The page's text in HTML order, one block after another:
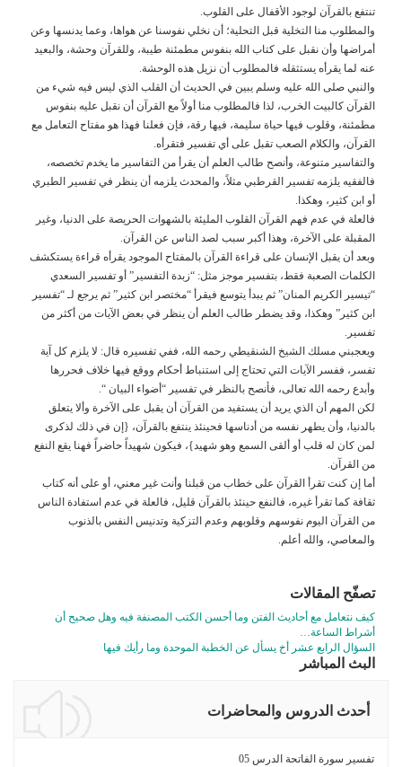
تنتفع بالقرآن لوجود الأقفال على القلوب.
والمطلوب منا التخلية قبل التحلية؛ أن نخلي نفوسنا عن هواها، وعما يدنسها وعن
أمراضها وأن نقبل على كتاب الله بنفوس مطمئنة طيبة، وللقرآن وحشة، والبعيد
عنه لما يقرأه يستثقله فالمطلوب أن نزيل هذه الوحشة.
والنبي صلى الله عليه وسلم يبين في الحديث أن القلب الذي ليس فيه شيء من
القرآن كالبيت الخرب، لذا فالمطلوب منا أولاً مع القرآن أن نقبل عليه بنفوس
مطمئنة، وقلوب فيها حياة سليمة، فيها رقة، فإن فعلنا فهذا هو مفتاح التعامل مع
القرآن، والكلام الصعب تقبل على أي تفسير فتقرأه.
والتفاسير متنوعة، وأنصح طالب العلم أن يقرأ من التفاسير ما يخدم تخصصه،
فالفقيه يلزمه تفسير القرطبي مثلاً، والمحدث يلزمه أن ينظر في تفسير الطبري
أو ابن كثير، وهكذا.
فالعلة في عدم فهم القرآن القلوب المليئة بالشهوات الحريصة على الدنيا، وغير
المقبلة على الآخرة، وهذا أكبر سبب لصد الناس عن القرآن.
وبعد أن يقبل الإنسان على قراءة القرآن بالمفتاح الموجود يقرأه قراءة يستكشف
الكلمات الصعبة فقط، بتفسير موجز مثل: “زبدة التفسير” أو تفسير السعدي
“تيسير الكريم المنان” ثم يبدأ يتوسع فيقرأ “مختصر ابن كثير” ثم يرجع لـ “تفسير
ابن كثير” وهكذا، وقد يضطر طالب العلم أن ينظر في بعض الآيات من أكثر من
تفسير.
ويعجبني مسلك الشيخ الشنقيطي رحمه الله، ففي تفسيره قال: لا يلزم كل آية
تفسر، ففسر الآيات التي تحتاج إلى استنباط أحكام ووقع فيها خلاف فحررها
وأبدع رحمه الله تعالى، فأنصح بالنظر في تفسير “أضواء البيان “.
لكن المهم أن الذي يريد أن يستفيد من القرآن أن يقبل على الآخرة وألا يتعلق
بالدنيا، وأن يطهر نفسه من أدناسها فحينئذ ينتفع بالقرآن، {إن في ذلك لذكرى
لمن كان له قلب أو ألقى السمع وهو شهيد}، فيكون شهيداً حاضراً فهنا يقع النفع
من القرآن.
أما إن كنت تقرأ القرآن على خطاب من قبلنا وأنت غير معني، أو على أنه كتاب
ثقافة كما تقرأ غيره، فالنفع حينئذ بالقرآن قليل، فالعلة في عدم استفادة الناس
من القرآن اليوم نفوسهم وقلوبهم وعدم التزكية وتدنيس النفس بالذنوب
والمعاصي، والله أعلم.
تصفّح المقالات
كيف نتعامل مع أحاديث الفتن وما أحسن الكتب المصنفة فيه وهل صحيح أن
أشراط الساعة…
السؤال الرابع عشر أخ يسأل عن الخطبة الموحدة وما رأيك فيها
البث المباشر
أحدث الدروس والمحاضرات
تفسير سورة الفاتحة الدرس 05